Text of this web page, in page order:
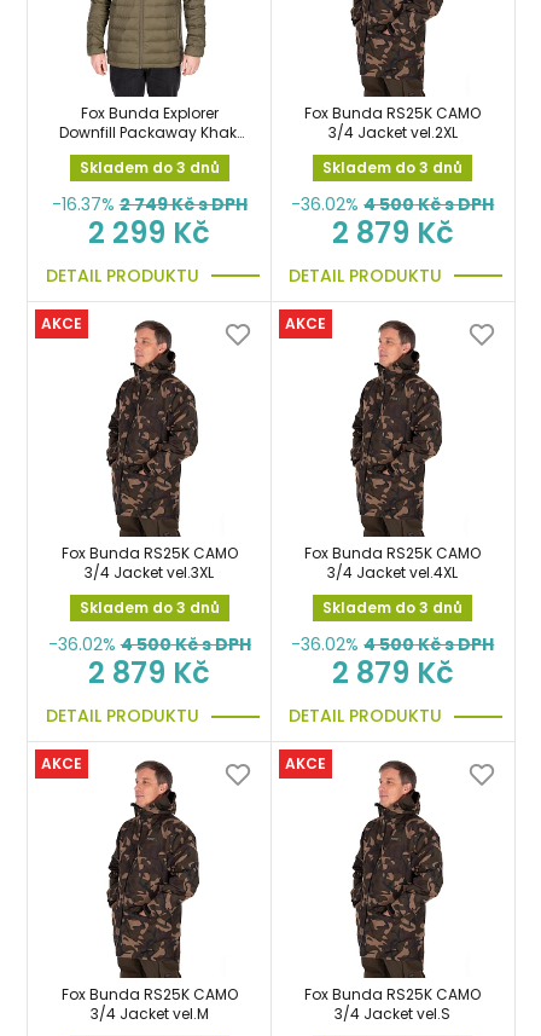
Fox Bunda Explorer
Downfill Packaway Khaki
Jacket XL
Skladem do 3 dnů
-16.37% 2 749Kč s DPH
2 299 Kč
DETAIL PRODUKTU
Fox Bunda RS25K CAMO
3/4 Jacket vel.2XL
Skladem do 3 dnů
-36.02% 4 500Kč s DPH
2 879 Kč
DETAIL PRODUKTU
AKCE
Fox Bunda RS25K CAMO
3/4 Jacket vel.3XL
Skladem do 3 dnů
-36.02% 4 500Kč s DPH
2 879 Kč
DETAIL PRODUKTU
AKCE
Fox Bunda RS25K CAMO
3/4 Jacket vel.4XL
Skladem do 3 dnů
-36.02% 4 500Kč s DPH
2 879 Kč
DETAIL PRODUKTU
AKCE
Fox Bunda RS25K CAMO
3/4 Jacket vel.M
AKCE
Fox Bunda RS25K CAMO
3/4 Jacket vel.S